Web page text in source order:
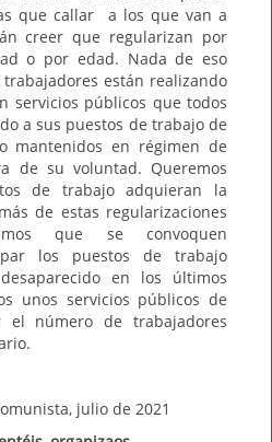
que callar a los que van a
creer que regularizan por
o por edad. Nada de eso
trabajadores están realizando
servicios públicos que todos
a sus puestos de trabajo de
mantenidos en régimen de
de su voluntad. Queremos
de trabajo adquieran la
de estas regularizaciones
que se convoquen
los puestos de trabajo
en los últimos
unos servicios públicos de
el número de trabajadores
julio de 2021